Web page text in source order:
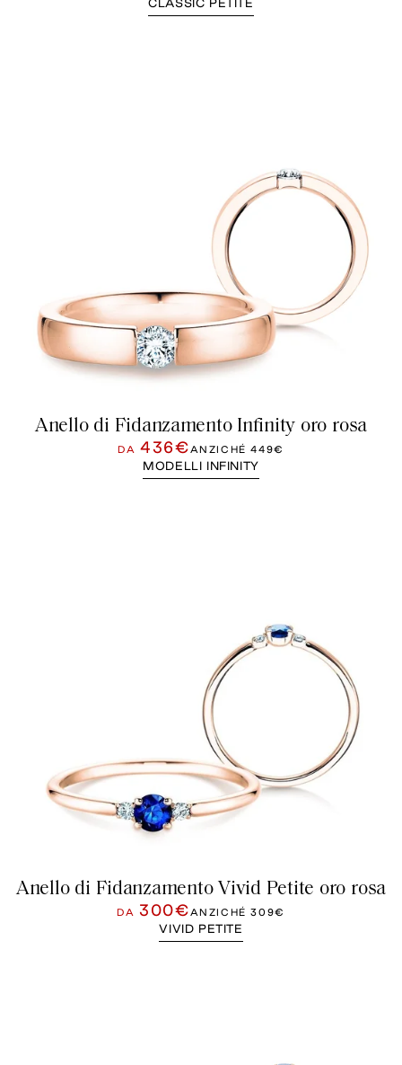
CLASSIC PETITE
Anello di Fidanzamento Infinity oro rosa
DA436€ANZICHÉ449€
MODELLI INFINITY
Anello di Fidanzamento Vivid Petite oro rosa
DA 300€ANZICHÉ309€
VIVID PETITE